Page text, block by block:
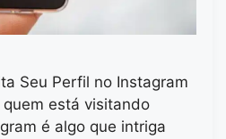
Seu Perfil no Instagram
está visitando
é algo que intriga